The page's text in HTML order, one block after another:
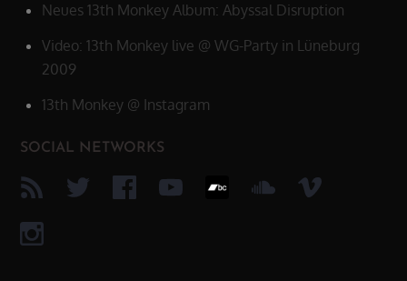
Neues 13th Monkey Album: Abyssal Disruption
Video: 13th Monkey live @ WG-Party in Lüneburg
2009
13th Monkey @ Instagram
SOCIAL NETWORKS